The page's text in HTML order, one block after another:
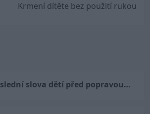
Krmení dítěte bez použití rukou
slova dětí před popravou…